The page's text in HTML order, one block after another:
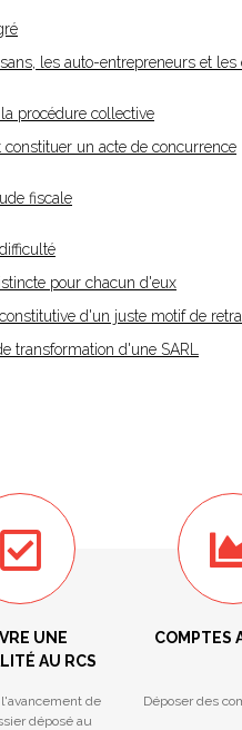
les auto-entrepreneurs et
procédure collective
un acte de concurrence
fiscale
pour chacun d'eux
d'un juste motif de
transformation d'une SARL
UNE
AU RCS
de
déposé au
COMPTES
Déposer des